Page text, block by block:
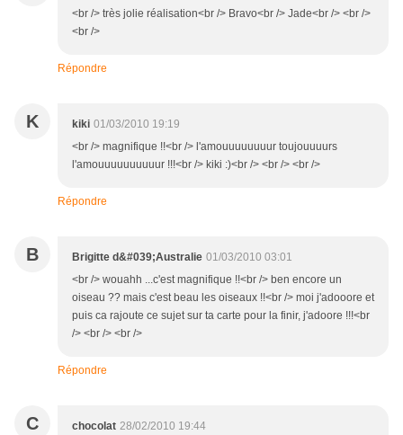
<br /> très jolie réalisation<br /> Bravo<br /> Jade<br /> <br />
<br />
Répondre
K kiki 01/03/2010 19:19
<br /> magnifique !!<br /> l'amouuuuuuuur toujouuuurs
l'amouuuuuuuuuur !!!<br /> kiki :)<br /> <br /> <br />
Répondre
B Brigitte d&#039;Australie 01/03/2010 03:01
<br /> wouahh ...c'est magnifique !!<br /> ben encore un
oiseau ?? mais c'est beau les oiseaux !!<br /> moi j'adooore et
puis ca rajoute ce sujet sur ta carte pour la finir, j'adoore !!!<br
/> <br /> <br />
Répondre
C chocolat 28/02/2010 19:44